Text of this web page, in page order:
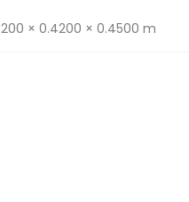
× 0.4200 × 0.4500 m